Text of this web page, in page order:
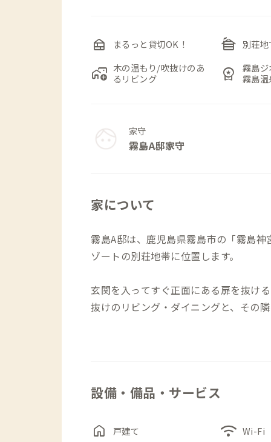
nest_multi_room まるっと貸切OK！ cabin 別荘
add_home_work 木の温もり/吹抜けのあ
るリビング
workspace_premium
霧島
霧島
家守
霧島A邸家守
家について
霧島A邸は、鹿児島県霧島市の「霧島
ゾートの別荘地帯に位置します。
玄関を入ってすぐ正面にある扉を抜け
抜けのリビング・ダイニングと、その
また、なんといっても霧島A邸最大の
くり過ごすことがおすすめです。
設備・備品・サービス
home 戸建て wifi Wi-Fi